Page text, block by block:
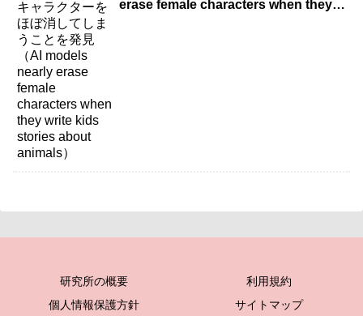
erase female characters when they
研究所の概要
利用規約
個人情報保護方針
サイトマップ